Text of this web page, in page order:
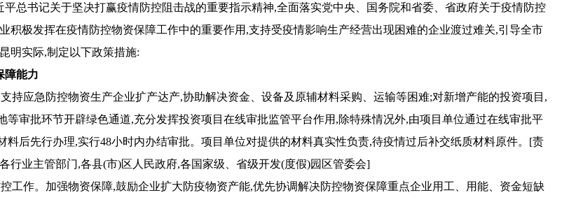
平总书记关于坚决打赢疫情防控阻击战的重要指示精神,全面落实党中央、国务院和省委、省政府关于疫情防控
积极发挥在疫情防控物资保障工作中的重要作用,支持受疫情影响生产经营出现困难的企业渡过难关,引导全市
明实际,制定以下政策措施:
障能力
持应急防控物资生产企业扩产达产,协助解决资金、设备及原辅材料采购、运输等困难;对新增产能的投资项目,
等审批环节开辟绿色通道,充分发挥投资项目在线审批监管平台作用,除特殊情况外,由项目单位通过在线审批平
料后先行办理,实行48小时内办结审批。项目单位对提供的材料真实性负责,待疫情过后补交纸质材料原件。[责
行业主管部门,各县(市)区人民政府,各国家级、省级开发(度假)园区管委会]
工作。加强物资保障,鼓励企业扩大防疫物资产能,优先协调解决防控物资保障重点企业用工、用能、资金短缺